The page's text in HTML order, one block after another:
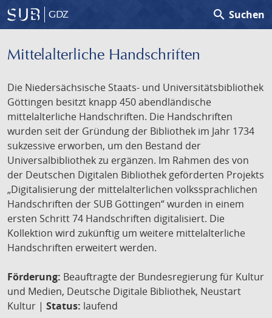
GDZ search Suchen
Mittelalterliche Handschriften
Die Niedersächsische Staats- und Universitätsbibliothek
Göttingen besitzt knapp 450 abendländische
mittelalterliche Handschriften. Die Handschriften
wurden seit der Gründung der Bibliothek im Jahr 1734
sukzessive erworben, um den Bestand der
Universalbibliothek zu ergänzen. Im Rahmen des von
der Deutschen Digitalen Bibliothek geförderten Projekts
„Digitalisierung der mittelalterlichen volkssprachlichen
Handschriften der SUB Göttingen“ wurden in einem
ersten Schritt 74 Handschriften digitalisiert. Die
Kollektion wird zukünftig um weitere mittelalterliche
Handschriften erweitert werden.
Förderung: Beauftragte der Bundesregierung für Kultur
und Medien, Deutsche Digitale Bibliothek, Neustart
Kultur | Status: laufend